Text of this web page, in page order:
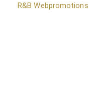
R&B Webpromotions